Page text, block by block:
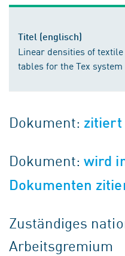
Titel (englisch)
Linear densities of
tables for the Tex system
Dokument: zitiert
Dokument:wird
Dokumenten
Zuständiges
Arbeitsgremium